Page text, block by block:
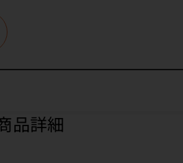
品詳細